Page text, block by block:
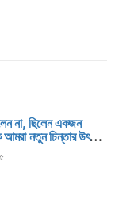
একজন
নতুন চিন্তার উৎসাহ